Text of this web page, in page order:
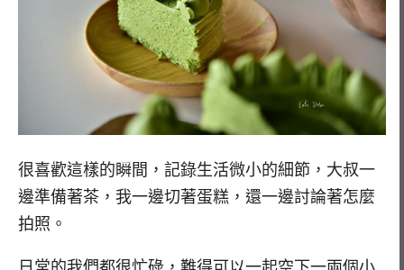
很喜歡這樣的瞬間，記錄生活微小的細節，大叔一
邊準備著茶，我一邊切著蛋糕，還一邊討論著怎麼
拍照。